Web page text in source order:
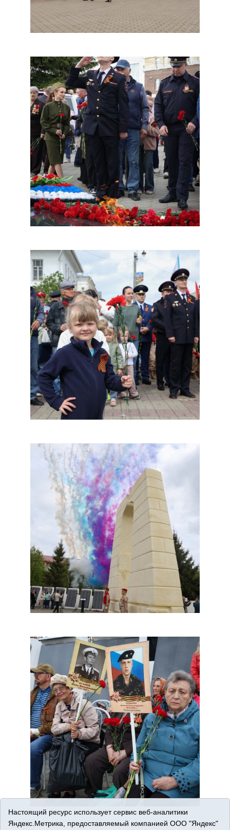
Настоящий ресурс использует сервис веб-аналитики
Яндекс.Метрика, предоставляемый компанией ООО "Яндекс"